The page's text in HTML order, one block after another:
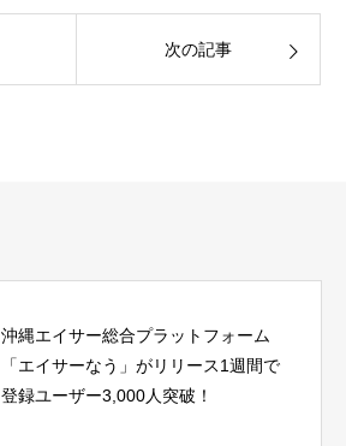
次の記事
沖縄エイサー総合プラットフォーム
「エイサーなう」がリリース1週間で
登録ユーザー3,000人突破！